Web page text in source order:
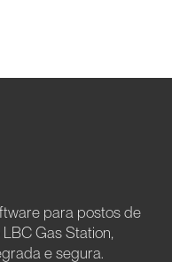
para postos de
Gas Station,
e segura.